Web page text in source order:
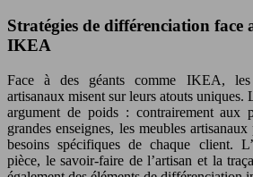
Stratégies de différenciation face
IKEA
Face à des géants comme IKEA, les
artisanaux misent sur leurs atouts uniques.
argument de poids : contrairement aux
grandes enseignes, les meubles
besoins spécifiques de chaque client.
pièce, le savoir-faire de l’artisan et la